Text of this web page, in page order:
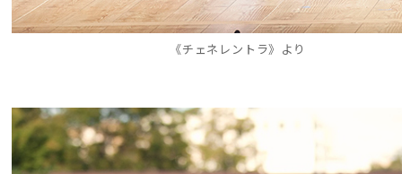
《チェネレントラ》より